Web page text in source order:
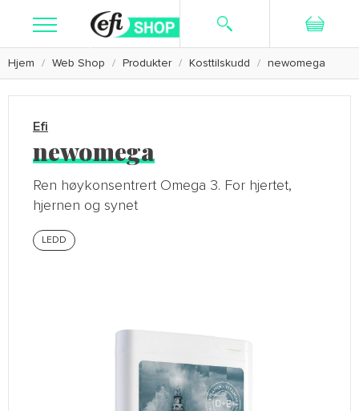
Ny bruker Logg inn
Tekstiler
Kampanje
Søk
Hjem Web Shop Produkter Kosttilskudd newomega
Efi
newomega
Ren høykonsentrert Omega 3. For hjertet,
hjernen og synet
LEDD